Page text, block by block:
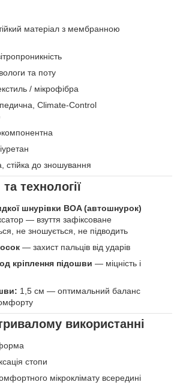
матеріал з мембранною
та поту
/ мікрофібра
Climate-Control
стійка до зношування
технології
шнурівки BOA (автошнурок)
— взуття зафіксоване
не зношується, не підводить
— захист пальців від ударів
кріплення підошви — міцність і
1,5 см — оптимальний баланс
використанні
стопи
мікроклімату всередині